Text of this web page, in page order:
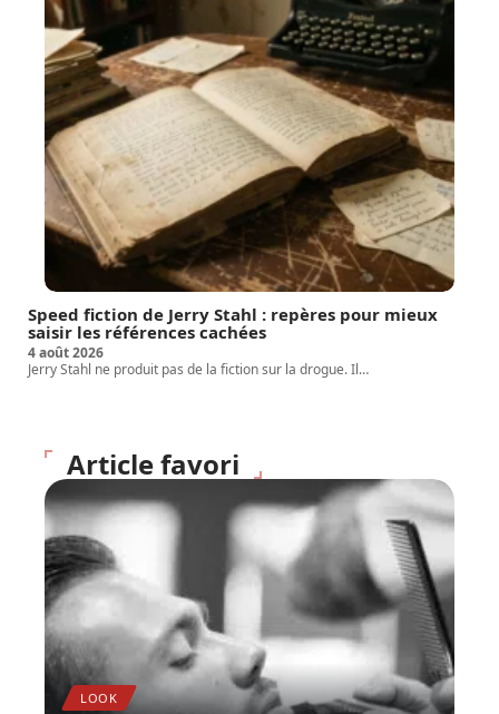
Speed fiction de Jerry Stahl : repères pour mieux
saisir les références cachées
4 août 2026
Jerry Stahl ne produit pas de la fiction sur la drogue. Il…
Article favori
LOOK